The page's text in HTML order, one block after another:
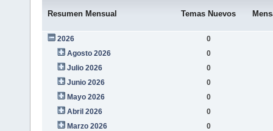
Resumen Mensual Temas Nuevos
2026
0
Agosto 2026
0
Julio 2026
0
Junio 2026
0
Mayo 2026
0
Abril 2026
0
Marzo 2026
0